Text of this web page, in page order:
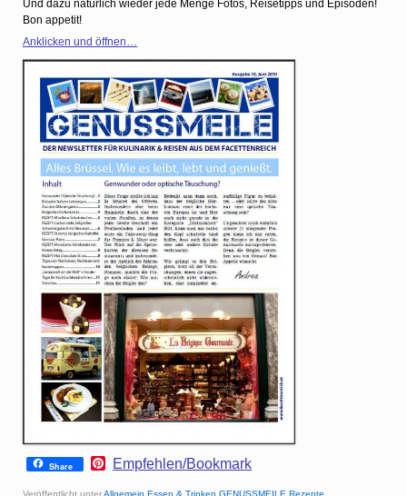
Und dazu natürlich wieder jede Menge Fotos, Reisetipps und Episoden!
Bon appetit!
Anklicken und öffnen…
Share
P
n
Empfehlen/Bookmark
Veröffentlicht unterAllgemein Essen & Trinken GENUSSMEILE Rezepte